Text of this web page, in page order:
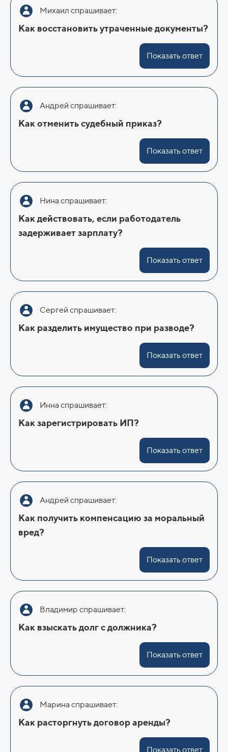
Михаил спрашивает:
Как восстановить утраченные документы?
Показать ответ
Андрей спрашивает:
Как отменить судебный приказ?
Показать ответ
Нина спрашивает:
Как действовать, если работодатель
задерживает зарплату?
Показать ответ
Сергей спрашивает:
Как разделить имущество при разводе?
Показать ответ
Инна спрашивает:
Как зарегистрировать ИП?
Показать ответ
Андрей спрашивает:
Как получить компенсацию за моральный
вред?
Показать ответ
Владимир спрашивает:
Как взыскать долг с должника?
Показать ответ
Марина спрашивает:
Как расторгнуть договор аренды?
Показать ответ